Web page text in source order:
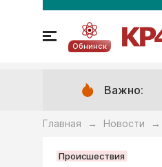
Обнинск
Важно:
Главная → Новости →
Происшествия